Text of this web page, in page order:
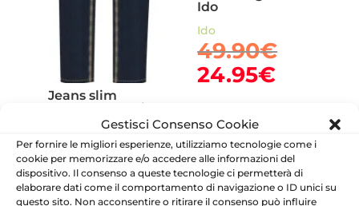
Gestisci Consenso Cookie
Per fornire le migliori esperienze, utilizziamo tecnologie come i
cookie per memorizzare e/o accedere alle informazioni del
dispositivo. Il consenso a queste tecnologie ci permetterà di
elaborare dati come il comportamento di navigazione o ID unici su
questo sito. Non acconsentire o ritirare il consenso può influire
Jeans slim
Ragazzo – Levi’s
47.00€Il
prezzo
originale
23.50€Il
prezzo
Ido
Ido
49.90€Il
24.95€Il
attuale
è:
24.95€.